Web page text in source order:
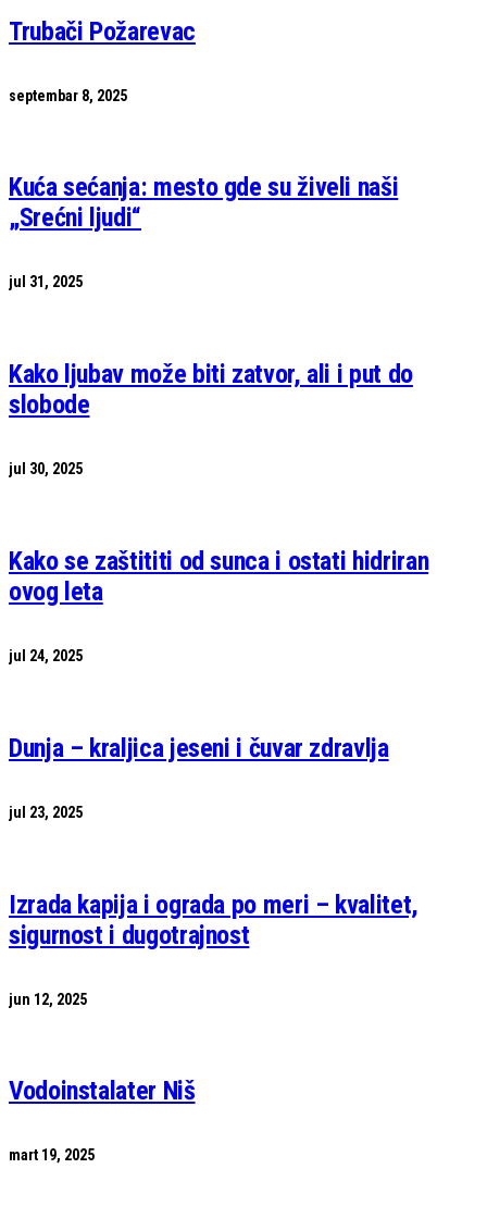
Trubači Požarevac
septembar 8, 2025
Kuća sećanja: mesto gde su živeli naši
„Srećni ljudi“
jul 31, 2025
Kako ljubav može biti zatvor, ali i put do
slobode
jul 30, 2025
Kako se zaštititi od sunca i ostati hidriran
ovog leta
jul 24, 2025
Dunja – kraljica jeseni i čuvar zdravlja
jul 23, 2025
Izrada kapija i ograda po meri – kvalitet,
sigurnost i dugotrajnost
jun 12, 2025
Vodoinstalater Niš
mart 19, 2025